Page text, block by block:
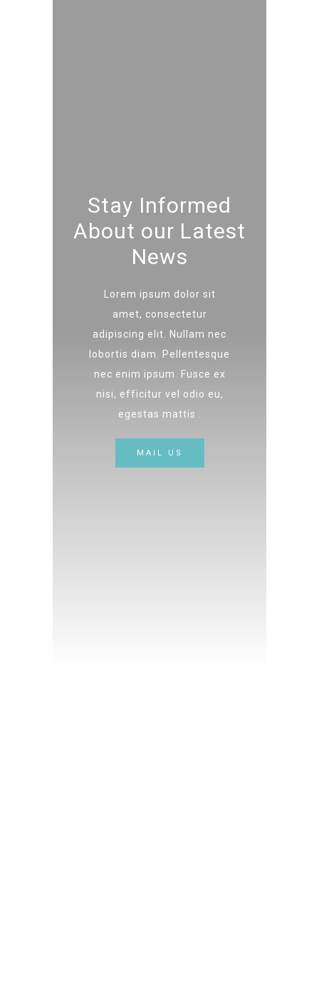
Stay Informed
About our Latest
News
Lorem ipsum dolor sit
amet, consectetur
adipiscing elit. Nullam nec
lobortis diam. Pellentesque
nec enim ipsum. Fusce ex
nisi, efficitur vel odio eu,
egestas mattis .
MAIL US